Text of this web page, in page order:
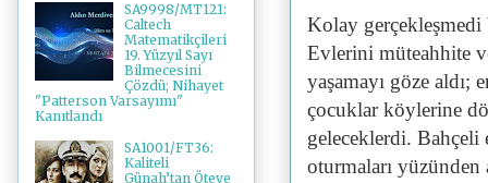
Kolay gerçekleşmedi
Evlerini müteahhite
yaşamayı göze aldı;
çocuklar köylerine
geleceklerdi.
oturmaları yüzünden
SA9998/MT121:
Caltech
Matematikçileri
19. Yüzyıl Sayı
Bilmecesini
Çözdü; Nihayet
"Patterson Varsayımı"
Kanıtlandı
SA1001/FT36:
Kaliteli
Günah’tan Öteye